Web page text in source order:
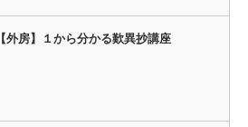
【外房】１から分かる歎異抄講座